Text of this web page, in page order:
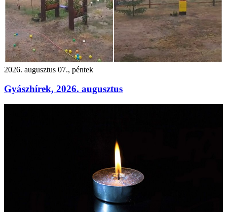
2026. augusztus 07., péntek
Gyászhírek, 2026. augusztus